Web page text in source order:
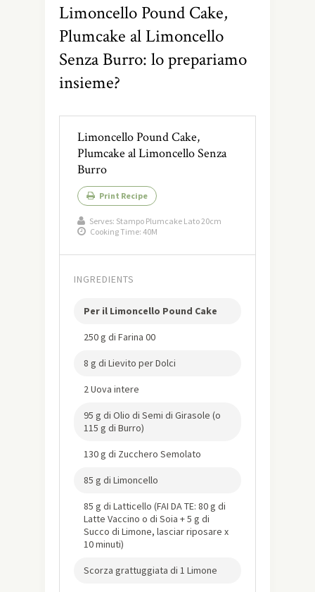
Limoncello Pound Cake,
Plumcake al Limoncello
Senza Burro: lo prepariamo
insieme?
Limoncello Pound Cake,
Plumcake al Limoncello Senza
Burro
Print Recipe
Serves: Stampo Plumcake Lato 20cm
Cooking Time: 40M
INGREDIENTS
Per il Limoncello Pound Cake
250 g di Farina 00
8 g di Lievito per Dolci
2 Uova intere
95 g di Olio di Semi di Girasole (o
115 g di Burro)
130 g di Zucchero Semolato
85 g di Limoncello
85 g di Latticello (FAI DA TE: 80 g di
Latte Vaccino o di Soia + 5 g di
Succo di Limone, lasciar riposare x
10 minuti)
Scorza grattuggiata di 1 Limone